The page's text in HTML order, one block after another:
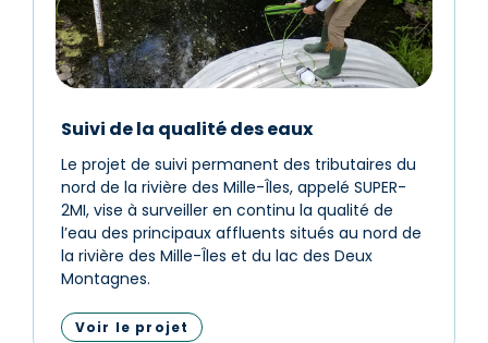
Suivi de la qualité des eaux
Le projet de suivi permanent des tributaires du
nord de la rivière des Mille-Îles, appelé SUPER-
2MI, vise à surveiller en continu la qualité de
l’eau des principaux affluents situés au nord de
la rivière des Mille-Îles et du lac des Deux
Montagnes.
Voir le projet